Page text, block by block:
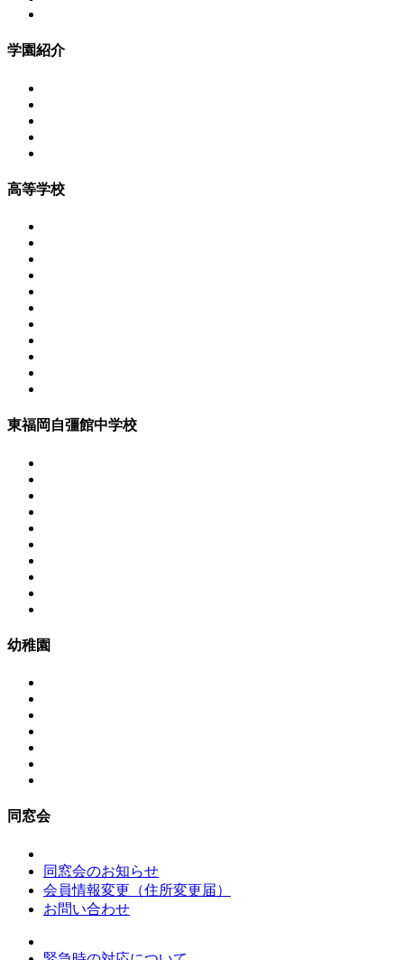
学園紹介
高等学校
東福岡自彊館中学校
幼稚園
同窓会
同窓会のお知らせ
会員情報変更（住所変更届）
お問い合わせ